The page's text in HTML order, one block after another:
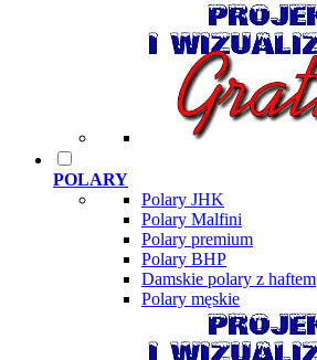
POLARY
Polary JHK
Polary Malfini
Polary premium
Polary BHP
Damskie polary z haftem
Polary męskie